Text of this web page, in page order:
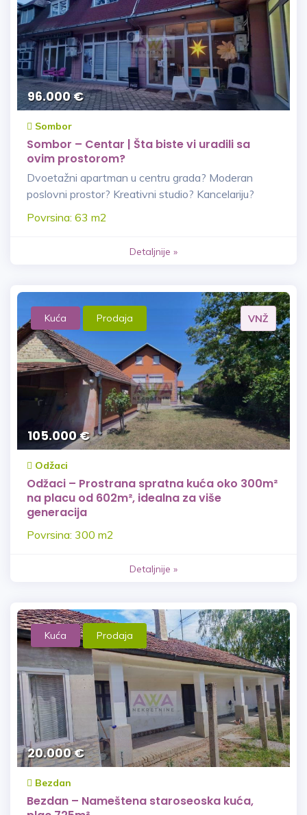
96.000 €
Sombor
Sombor – Centar | Šta biste vi uradili sa
ovim prostorom?
Dvoetažni apartman u centru grada? Moderan
poslovni prostor? Kreativni studio? Kancelariju?
Povrsina: 63 m2
Detaljnije »
Kuća Prodaja VNŽ
105.000 €
Odžaci
Odžaci – Prostrana spratna kuća oko 300m²
na placu od 602m², idealna za više
generacija
Povrsina: 300 m2
Detaljnije »
Kuća Prodaja
20.000 €
Bezdan
Bezdan – Nameštena staroseoska kuća,